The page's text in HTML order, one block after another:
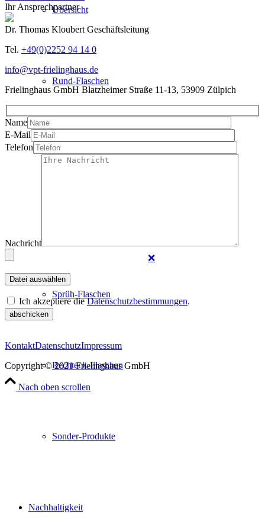
Übersicht
Rund-Flaschen
Griff-Flaschen
Sprüh-Flaschen
Rechteck-Flaschen
Sonder-Produkte
Nachhaltigkeit
Ihr Ansprechpartner
Dr. Thomas Kloubert Geschäftsleitung
Tel. +49(0)2252 94 14 0
info@vpt-frielinghaus.de
Frielinghaus GmbH Blatzheimer Straße 11-13, 53909 Zülpich
Name
E-Mail
Telefon
Nachricht
❌
Ich akzeptiere dieDatenschutzbestimmungen.
Please
leave
field
KontaktDatenschutzImpressum
Copyright © 2021 Frielinghaus GmbH
Nach oben scrollen